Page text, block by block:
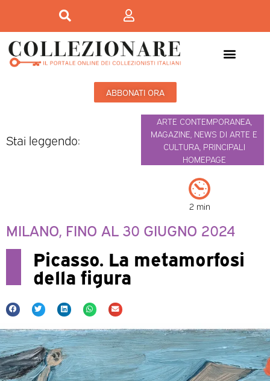
ABBONATI ORA
Stai leggendo:
ARTE CONTEMPORANEA,
MAGAZINE NEWS DI ARTE E
CULTURA, PRINCIPALI
HOMEPAGE
2 min
MILANO, FINO AL 30 GIUGNO 2024
Picasso. La metamorfosi
della figura